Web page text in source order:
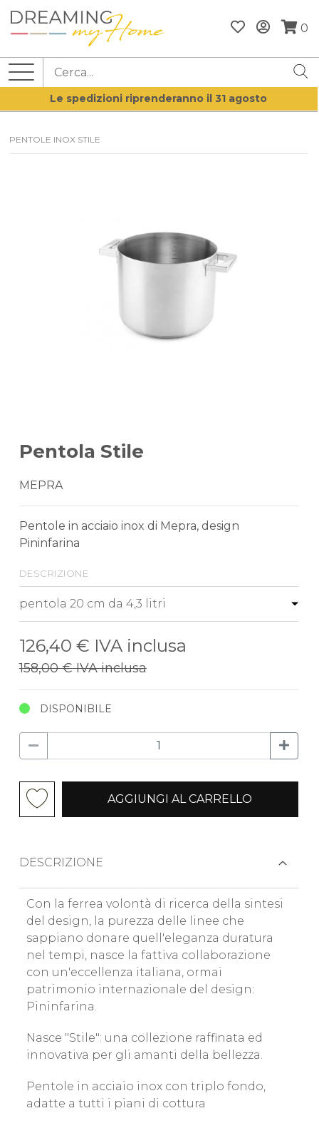
0
Le spedizioni riprenderanno il 31 agosto
PENTOLE INOX STILE
Pentola Stile
MEPRA
Pentole in acciaio inox di Mepra, design
Pininfarina
descrizione
126,40 € IVA inclusa
158,00 €IVA inclusa
DISPONIBILE
AGGIUNGI AL CARRELLO
DESCRIZIONE
Con la ferrea volontà di ricerca della sintesi
del design, la purezza delle linee che
sappiano donare quell'eleganza duratura
nel tempi, nasce la fattiva collaborazione
con un'eccellenza italiana, ormai
patrimonio internazionale del design:
Pininfarina.
Nasce "Stile": una collezione raffinata ed
innovativa per gli amanti della bellezza.
Pentole in acciaio inox con triplo fondo,
adatte a tutti i piani di cottura